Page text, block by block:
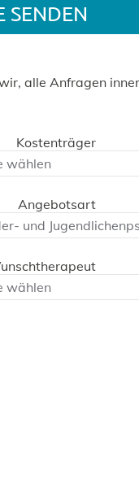
SENDEN
alle Anfragen
Kostenträger
Angebotsart